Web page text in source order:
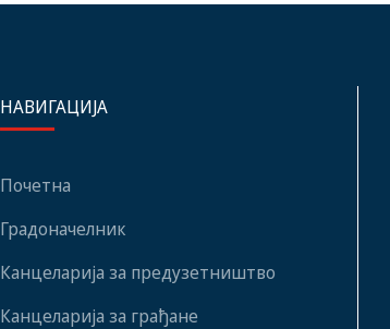
НАВИГАЦИЈА
Почетна
Градоначелник
Канцеларија за предузетништво
Канцеларија за грађане